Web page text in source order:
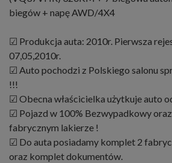
biegów + napę AWD/4X4
☑ Produkcja auta: 2010r. Pierwsza
07,05,2010r.
☑ Auto pochodzi z Polskiego salonu
!!!
☑ Obecna właścicielka użytkuje auto
☑ Pojazd w 100% Bezwypadkowy oraz
fabrycznym lakierze !
☑ Do auta posiadamy komplet 2
oraz komplet dokumentów.